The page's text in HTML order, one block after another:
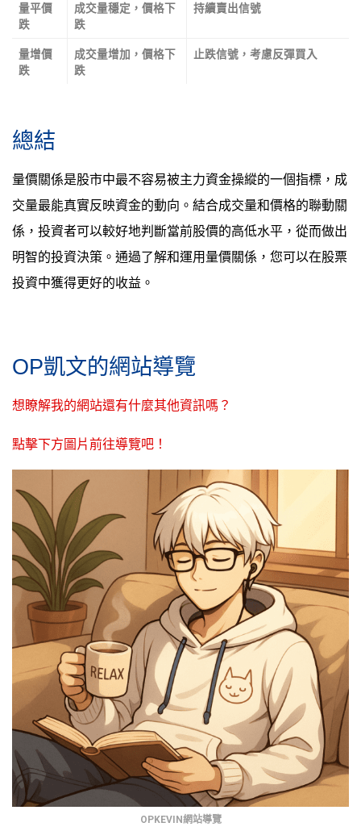
量平價
跌
成交量穩定，價格下
跌
持續賣出信號
量增價
跌
成交量增加，價格下
跌
止跌信號，考慮反彈買入
總結
量價關係是股市中最不容易被主力資金操縱的一個指標，成
交量最能真實反映資金的動向。結合成交量和價格的聯動關
係，投資者可以較好地判斷當前股價的高低水平，從而做出
明智的投資決策。通過了解和運用量價關係，您可以在股票
投資中獲得更好的收益。
OP凱文的網站導覽
想瞭解我的網站還有什麼其他資訊嗎？
點擊下方圖片前往導覽吧！
OPKEVIN網站導覽